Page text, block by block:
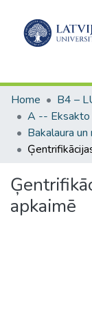
Home
apkaimē